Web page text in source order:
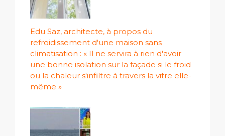
Edu Saz, architecte, à propos du
refroidissement d'une maison sans
climatisation : « Il ne servira à rien d'avoir
une bonne isolation sur la façade si le froid
ou la chaleur s'infiltre à travers la vitre elle-
même »